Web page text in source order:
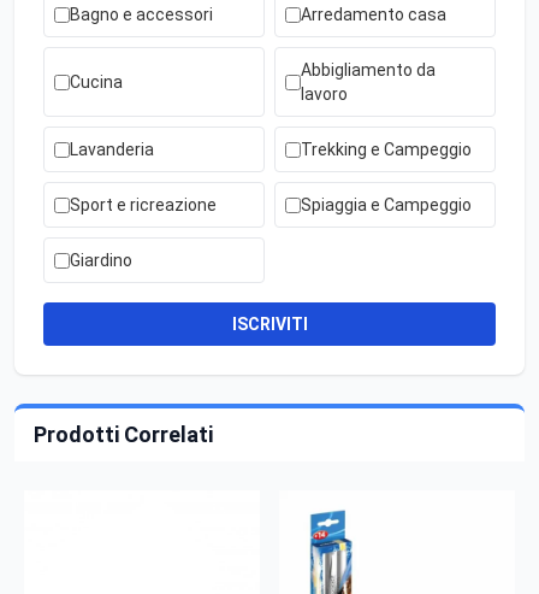
Bagno e accessori Arredamento casa
Cucina
Abbigliamento da
lavoro
Lavanderia Trekking e Campeggio
Sport e ricreazione Spiaggia e Campeggio
Giardino
ISCRIVITI
Prodotti Correlati